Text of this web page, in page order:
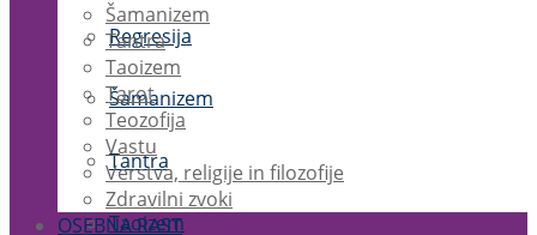
Regresija
Šamanizem
Tantra
Taoizem
Šamanizem
Tantra
Taoizem
Tarot
Teozofija
Vastu
Verstva, religije in filozofije
Zdravilni zvoki
OSEBNA RAST